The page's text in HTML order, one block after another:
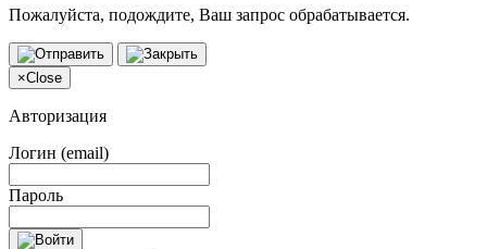
Пожалуйста, подождите, Ваш запрос обрабатывается.
×Close
Авторизация
Логин (email)
Пароль